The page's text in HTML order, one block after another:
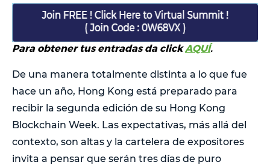
Para obtener tus entradas da clickAQUÍ.
De una manera totalmente distinta a lo que fue
hace un año, Hong Kong está preparado para
recibir la segunda edición de su Hong Kong
Blockchain Week. Las expectativas, más allá del
contexto, son altas y la cartelera de expositores
invita a pensar que serán tres días de puro